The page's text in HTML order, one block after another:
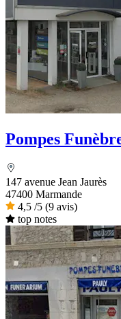
Pompes
147 avenue Jean Jaurès
47400 Marmande
4,5 /5 (9 avis)
top notes